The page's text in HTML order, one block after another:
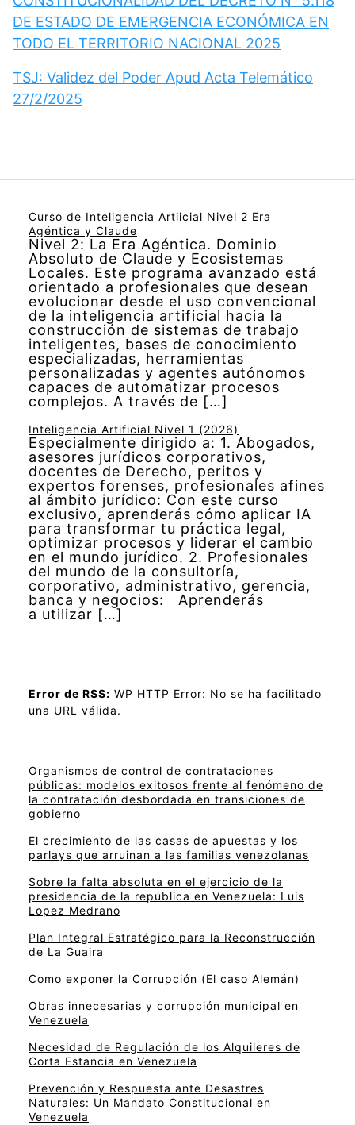
DE ESTADO DE EMERGENCIA ECONÓMICA EN
TODO EL TERRITORIO NACIONAL 2025
TSJ: Validez del Poder Apud Acta Telemático
27/2/2025
Curso de Inteligencia Artiicial Nivel 2 Era
Agéntica y Claude
Nivel 2: La Era Agéntica. Dominio
Absoluto de Claude y Ecosistemas
Locales. Este programa avanzado está
orientado a profesionales que desean
evolucionar desde el uso convencional
de la inteligencia artificial hacia la
construcción de sistemas de trabajo
inteligentes, bases de conocimiento
especializadas, herramientas
personalizadas y agentes autónomos
capaces de automatizar procesos
complejos. A través de […]
Inteligencia Artificial Nivel 1 (2026)
Especialmente dirigido a: 1. Abogados,
asesores jurídicos corporativos,
docentes de Derecho, peritos y
expertos forenses, profesionales afines
al ámbito jurídico: Con este curso
exclusivo, aprenderás cómo aplicar IA
para transformar tu práctica legal,
optimizar procesos y liderar el cambio
en el mundo jurídico. 2. Profesionales
del mundo de la consultoría,
corporativo, administrativo, gerencia,
banca y negocios: Aprenderás
a utilizar […]
Error de RSS: WP HTTP Error: No se ha facilitado
una URL válida.
Organismos de control de contrataciones
públicas: modelos exitosos frente al fenómeno de
la contratación desbordada en transiciones de
gobierno
El crecimiento de las casas de apuestas y los
parlays que arruinan a las familias venezolanas
Sobre la falta absoluta en el ejercicio de la
presidencia de la república en Venezuela: Luis
Lopez Medrano
Plan Integral Estratégico para la Reconstrucción
de La Guaira
Como exponer la Corrupción (El caso Alemán)
Obras innecesarias y corrupción municipal en
Venezuela
Necesidad de Regulación de los Alquileres de
Corta Estancia en Venezuela
Prevención y Respuesta ante Desastres
Naturales: Un Mandato Constitucional en
Venezuela